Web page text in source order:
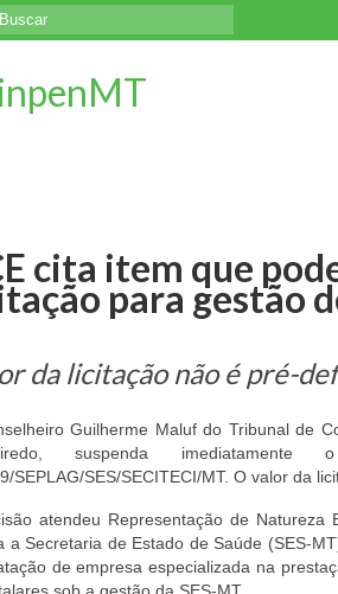
cita item que
para gestão
da licitação não é pré-
Guilherme Maluf do Tribunal de
suspenda
SEPLAG/SES/SECITECI/MT. O valor da
atendeu Representação de
a Secretaria de Estado de Saúde (SES-
de empresa especializada na